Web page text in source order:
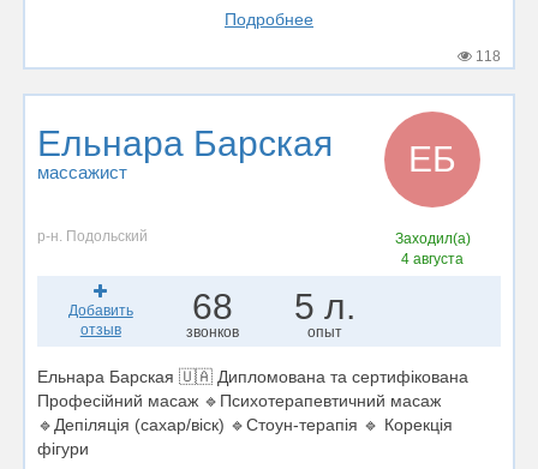
Подробнее
118
Ельнара Барская
массажист ЕБ
р-н. Подольский
Заходил(а)
4 августа
Добавить
отзыв
68
звонков
5 л.
опыт
Ельнара Барская 🇺🇦 Дипломована та сертифікована
Професійний масаж 🔹Психотерапевтичний масаж
🔹Депіляція (сахар/віск) 🔹Стоун-терапія 🔹 Корекція
фігури